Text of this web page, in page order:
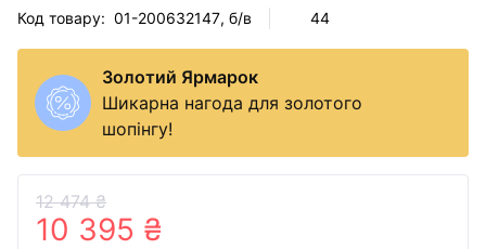
Код товару: 01-200632147, б/в 44
Золотий Ярмарок
Шикарна нагода для золотого
шопінгу!
12 474 ₴
10 395 ₴